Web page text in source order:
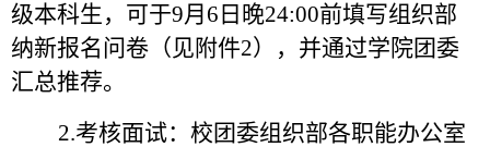
级本科生，可于9月 6 日晚24:00前填写组织部
纳新报名问卷（见附件2），并通过学院团委
汇总推荐。
2.考核面试： 校团委组织部各职能办公室